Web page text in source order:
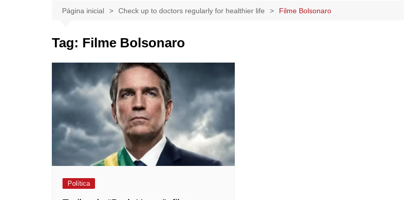
Página inicial Check up to doctors regularly for healthier life Filme Bolsonaro
Tag: Filme Bolsonaro
Política